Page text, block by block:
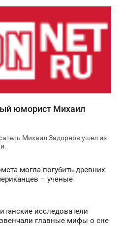
юморист Михаил
Михаил Задорнов ушел из
могла погубить древних
– ученые
исследователи
главные мифы о сне